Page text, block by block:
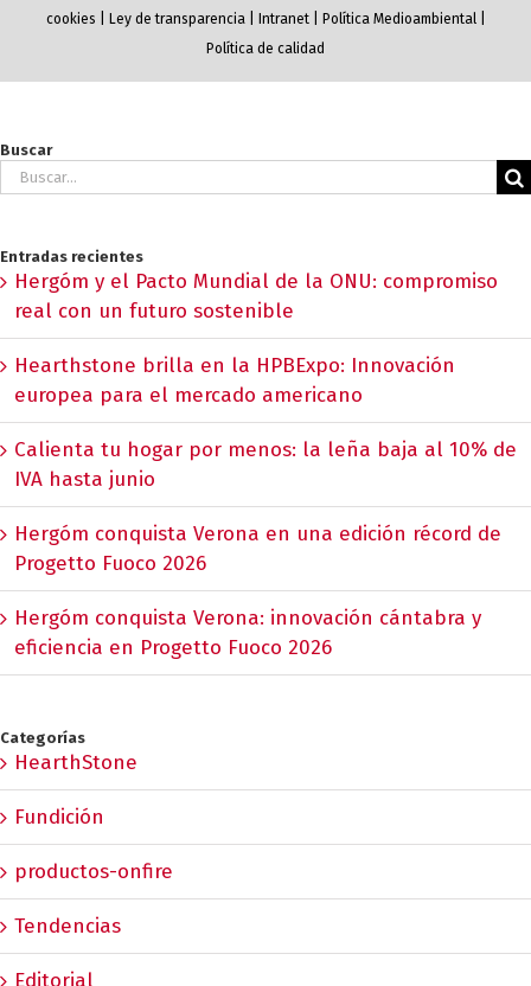
cookies
Ley de transparencia| Intranet| Política Medioambiental|
Política de calidad
Buscar
Buscar:
Entradas recientes
Hergóm y el Pacto Mundial de la ONU: compromiso
real con un futuro sostenible
Hearthstone brilla en la HPBExpo: Innovación
europea para el mercado americano
Calienta tu hogar por menos: la leña baja al 10% de
IVA hasta junio
Hergóm conquista Verona en una edición récord de
Progetto Fuoco 2026
Hergóm conquista Verona: innovación cántabra y
eficiencia en Progetto Fuoco 2026
Categorías
HearthStone
Fundición
productos-onfire
Tendencias
Editorial